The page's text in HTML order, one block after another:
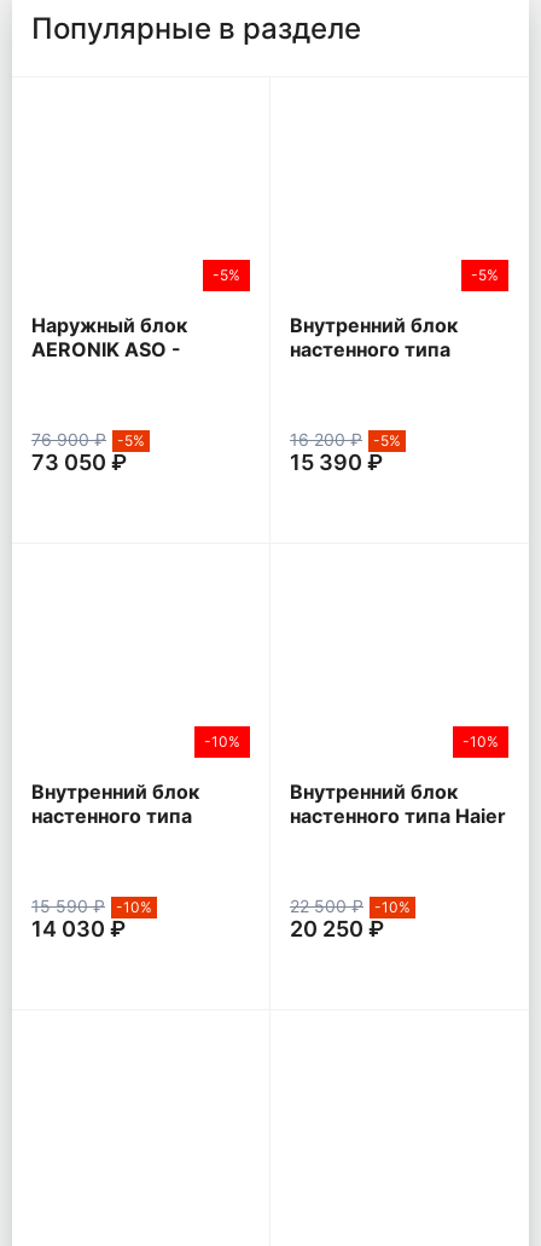
Популярные в разделе
-5%
Наружный блок
AERONIK ASO -
76 900 ₽ -5%
73 050 ₽
-5%
Внутренний блок
настенного типа
16 200 ₽ -5%
15 390 ₽
-10%
Внутренний блок
настенного типа
15 590 ₽ -10%
14 030 ₽
-10%
Внутренний блок
настенного типа Haier
22 500 ₽ -10%
20 250 ₽